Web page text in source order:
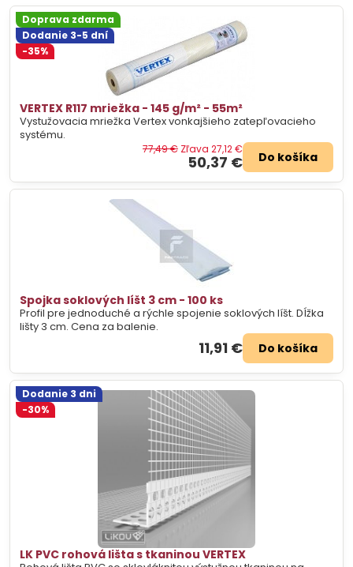
VERTEX R117 mriežka - 145 g/m² - 55m²
Doprava zdarma
Dodanie 3-5 dní
-35%
Vystužovacia mriežka Vertex vonkajšieho zatepľovacieho
systému.
50,37 €
77,49 € Zľava 27,12 €
Do košíka
Spojka soklových líšt 3 cm - 100 ks
Profil pre jednoduché a rýchle spojenie soklových líšt. Dĺžka
lišty 3 cm. Cena za balenie.
11,91 € Do košíka
LK PVC rohová lišta s tkaninou VERTEX
Dodanie 3 dni
-30%